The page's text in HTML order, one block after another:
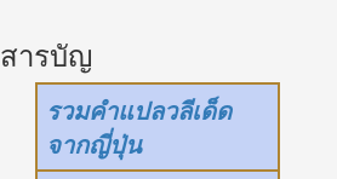
สารบัญ
รวมคำแปลวลีเด็ด
จากญี่ปุ่น